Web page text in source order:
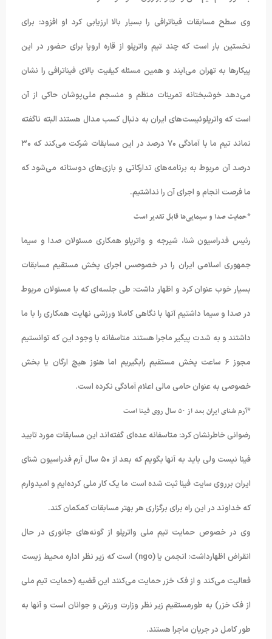
وی سطح مسابقات فیناترافی را بسیار بالا ارزیابی کرد او افزود: برای
نخستین بار است که چند تیم واترپلو از قاره اروپا برای حضور در این
پیکارها به تهران می‌آیند و همین مسئله کیفیت بالای فیناترافی را نشان
می‌دهد خوشبختانه تمرینات منظم و منسجم ملی‌پوشان حاکی از آن
است که واترپلوئیست‌های ایران به دنبال کسب مدال هستند البته ناگفته
نماند تیم ما با آمادگی ۷۰ درصد در این مسابقات شرکت می‌کند که ۳۰
درصد آن مربوط به برنامه‌های تدارکاتی و بازی‌های دوستانه می‌شود که
ما فرصت انجام و اجرای آن را نداشتیم.
*حمایت صدا و سیمایی‌ها قابل تقدیر است
رئیس فدراسیون شنا،‌ شیرجه و واترپلو همکاری مسئولان صدا و سیما
جمهوری اسلامی ایران را در خصوصس اجرای پخش مستقیم مسابقات
بسیار خوب عنوان کرد و اظهار داشت: طی جلسه‌ای که با مسئولان مربوط
در صدا و سیما داشتیم آنها با نگاهی کاملا ورزشی نهایت همکاری را با ما
داشتند و به شدت پیگیر ماجرا هستند متاسفانه با وجود این که توانستیم
مجوز ۶ ساعت پخش مستقیم رابگیریم اما هنوز هیچ ارگان یا بخش
خصوصی به عنوان حامی مالی اعلام آمادگی نکرده است.
*آرم شنای ایران بعد از ۵۰ سال روی فینا است
رضوانی خاطرنشان کرد: متاسفانه عده‌ای گفته‌اند این مسابقات مورد تایید
فینا نیست ولی باید به آنها بگویم که بعد از ۵۰ سال آرم فدراسیون شنای
ایران برروی سایت فینا ثبت شده است ما یک کار ملی کرده‌ایم و امیدوارم
که خداوند در این راه برای برگزاری هر بهتر مسابقات کمکمان کند.
وی در خصوص حمایت تیم ملی واترپلو از گونه‌های جانوری در حال
انقراض اظهارداشت: انجمن یا (ngo) است که زیر نظر اداره محیط زیست
فعالیت می‌کند و از فک خزر حمایت می‌کنند این قضیه (حمایت تیم ملی
از فک خزر) به طورمستقیم زیر نظر وزارت ورزش و جوانان است و آنها به
طور کامل در جریان ماجرا هستند.